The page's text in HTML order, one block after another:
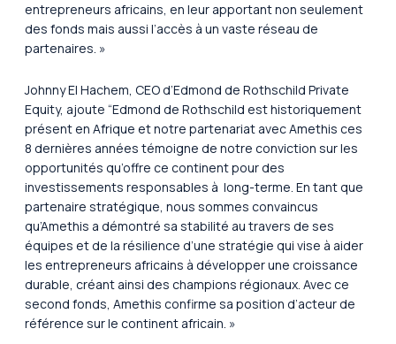
entrepreneurs africains, en leur apportant non seulement
des fonds mais aussi l’accès à un vaste réseau de
partenaires. »
Johnny El Hachem, CEO d’Edmond de Rothschild Private
Equity, ajoute “Edmond de Rothschild est historiquement
présent en Afrique et notre partenariat avec Amethis ces
8 dernières années témoigne de notre conviction sur les
opportunités qu’offre ce continent pour des
investissements responsables à long-terme. En tant que
partenaire stratégique, nous sommes convaincus
qu’Amethis a démontré sa stabilité au travers de ses
équipes et de la résilience d’une stratégie qui vise à aider
les entrepreneurs africains à développer une croissance
durable, créant ainsi des champions régionaux. Avec ce
second fonds, Amethis confirme sa position d’acteur de
référence sur le continent africain. »